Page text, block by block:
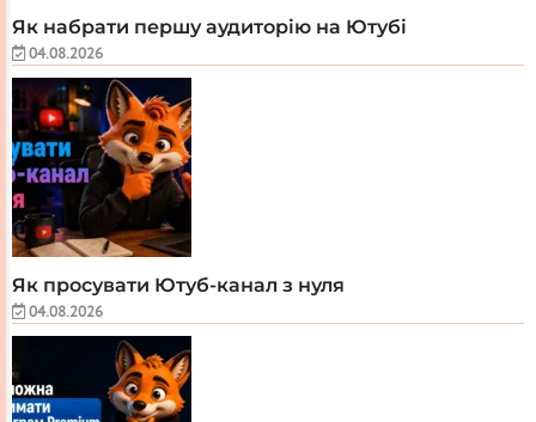
Як набрати першу аудиторію на Ютубі
04.08.2026
Як просувати Ютуб-канал з нуля
04.08.2026